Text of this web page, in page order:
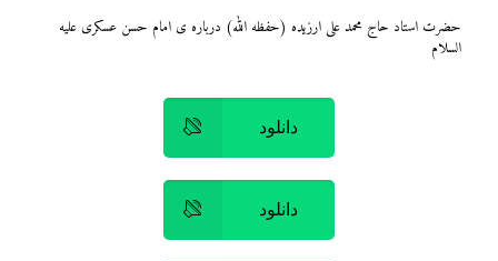
حضرت استاد حاج محمد علی ارزیده (حفظه الله) درباره ی امام حسن عسکری علیه
السلام
دانلود
دانلود